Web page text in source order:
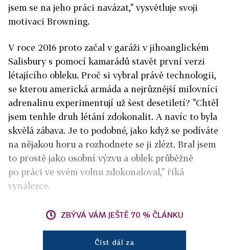
jsem se na jeho práci navázat," vysvětluje svoji
motivaci Browning.
V roce 2016 proto začal v garáži v jihoanglickém
Salisbury s pomocí kamarádů stavět první verzi
létajícího obleku. Proč si vybral právě technologii,
se kterou americká armáda a nejrůznější milovníci
adrenalinu experimentují už šest desetiletí? "Chtěl
jsem tenhle druh létání zdokonalit. A navíc to byla
skvělá zábava. Je to podobné, jako když se podíváte
na nějakou horu a rozhodnete se ji zlézt. Bral jsem
to prostě jako osobní výzvu a oblek průběžně
po práci ve svém volnu zdokonaloval," říká
vynálezce.
ZBÝVÁ VÁM JEŠTĚ 70 % ČLÁNKU
Číst dál za